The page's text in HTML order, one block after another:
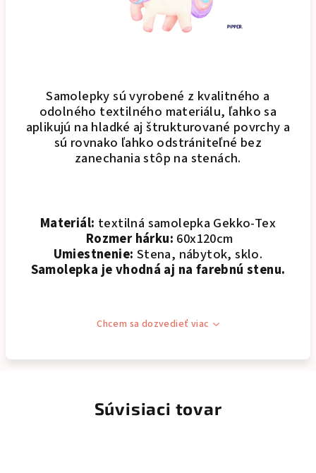
Samolepky sú vyrobené z kvalitného a
odolného textilného materiálu, ľahko sa
aplikujú na hladké aj štrukturované povrchy a
sú rovnako ľahko odstrániteľné bez
zanechania stôp na stenách.
Materiál: textilná samolepka Gekko-Tex
Rozmer hárku: 60x120cm
Umiestnenie: Stena, nábytok, sklo.
Samolepka je vhodná aj na farebnú stenu.
Chcem sa dozvedieť viac
Súvisiaci tovar